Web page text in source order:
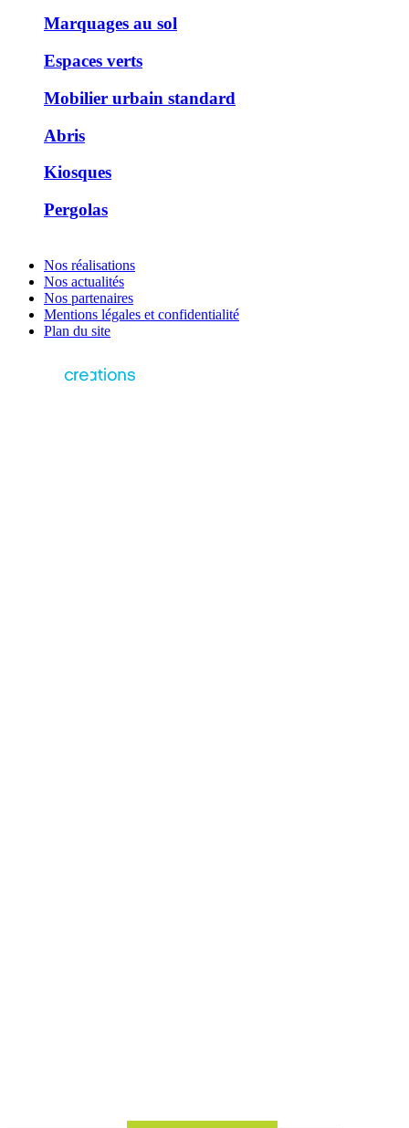
Marquages au sol
Espaces verts
Mobilier urbain standard
Abris
Kiosques
Pergolas
Nos réalisations
Nos actualités
Nos partenaires
Mentions légales et confidentialité
Plan du site